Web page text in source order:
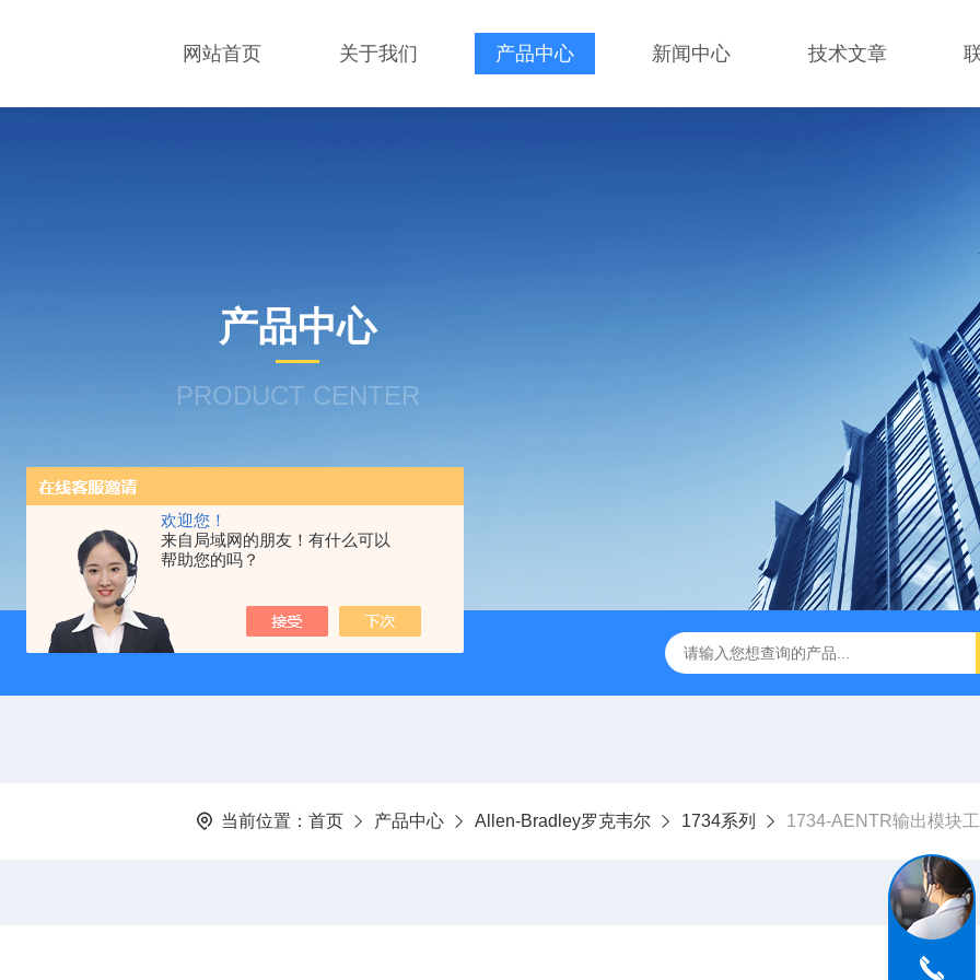
欢迎您！
来自局域网的朋友！有什么可以
帮助您的吗？
网站首页 关于我们 产品中心 新闻中心 技术文章
产品中心
PRODUCT CENTER
当前位置： 首页 产品中心 Allen-Bradley罗克韦尔 1734系列 1734-AENTR输出模块